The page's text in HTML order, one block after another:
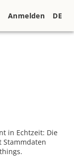
Anmelden DE
in Echtzeit: Die
Stammdaten